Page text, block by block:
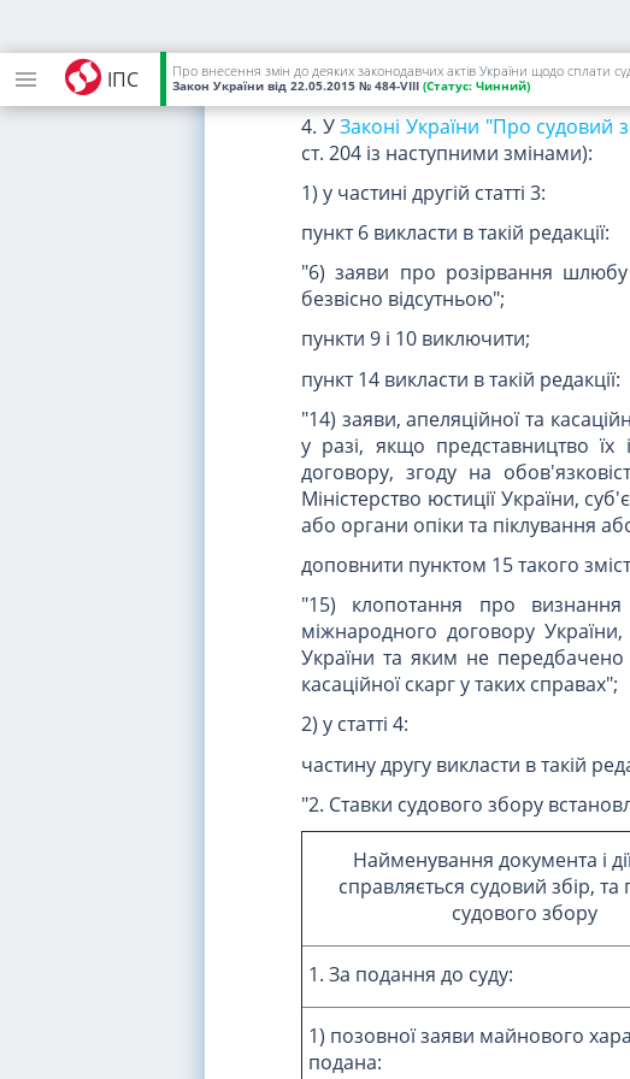
ІПС Про внесення змін до деяких законодавчих актів України щодо сплати
Закон України від 22.05.2015 № 484-VIII (Статус: Чинний)
рахунок бюджетних
справі, або якщо стороною у
4. УЗаконі України "Про судовий
ст. 204 із наступними змінами):
1) у частині другій статті 3:
пункт 6 викласти в такій редакції:
"6) заяви про розірвання
безвісно відсутньою";
пункти 9 і 10 виключити;
пункт 14 викласти в такій редакції:
"14) заяви, апеляційної та
у разі, якщо представництво їх
договору, згоду на
Міністерство юстиції України,
або органи опіки та піклування
доповнити пунктом 15 такого
"15) клопотання про
міжнародного договору
України та яким не передбачено
касаційної скарг у таких справах";
2) у статті 4:
частину другу викласти в такій
"2. Ставки судового збору
Найменування документа і
справляється судовий збір, та
судового збору
1. За подання до суду:
1) позовної заяви майнового
подана: